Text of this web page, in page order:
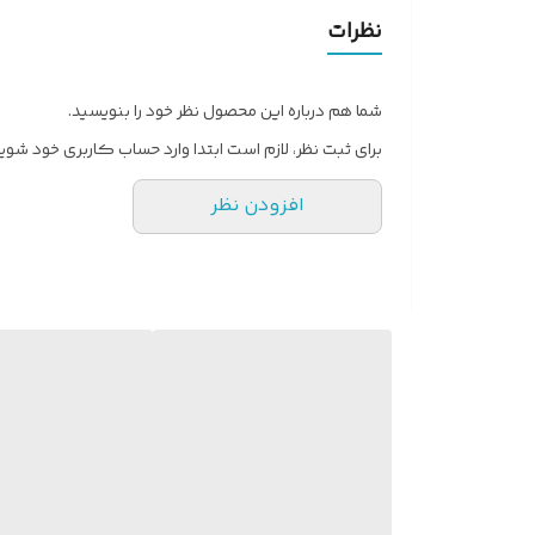
نظرات
شما هم درباره این محصول نظر خود را بنویسید.
برای ثبت نظر، لازم است ابتدا وارد حساب کاربری خود
افزودن نظر